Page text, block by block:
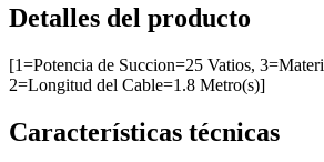
Detalles del producto
[1=Potencia de Succion=25 Vatios,
2=Longitud del Cable=1.8 Metro(s)]
Características técnicas